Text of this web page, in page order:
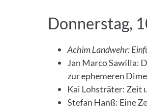
Donnerstag,
Achim Landwehr:
Jan Marco Sawilla:
zur ephemeren
Kai Lohsträter: Zeit
Stefan Hanß: Eine